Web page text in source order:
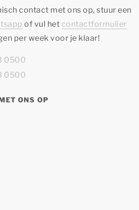
contact met ons op, stuur een
of vul het contactformulier
per week voor je klaar!
0500
0500
ONS OP